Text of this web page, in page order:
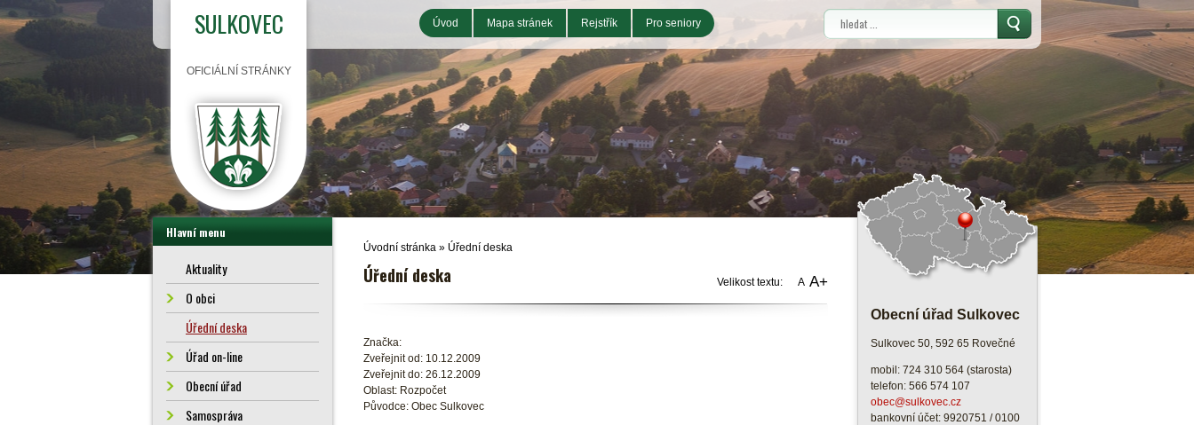
SULKOVEC
OFICIÁLNÍ STRÁNKY
Úvod Mapa stránek Rejstřík Pro seniory Vyhledávání
Úvodní stránka » Úřední deska
Velikost textu: A A+
Úřední deska
Značka:
Zveřejnit od: 10.12.2009
Zveřejnit do: 26.12.2009
Oblast: Rozpočet
Původce: Obec Sulkovec
Hlavní menu
Aktuality
O obci
Úřední deska
Úřad on-line
Obecní úřad
Samospráva
Obecní úřad Sulkovec
Sulkovec 50, 592 65 Rovečné
mobil: 724 310 564 (starosta)
telefon: 566 574 107
obec@sulkovec.cz
bankovní účet: 9920751 / 0100